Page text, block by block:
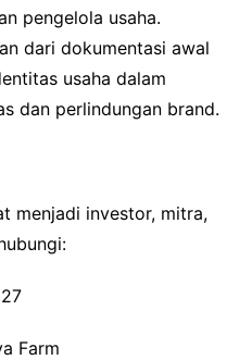
pengelola usaha.
dari dokumentasi awal
usaha dalam
dan perlindungan brand.
menjadi investor, mitra,
Farm